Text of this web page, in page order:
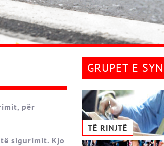
për
sigurimit. Kjo
GRUPET E
TË RINJTË